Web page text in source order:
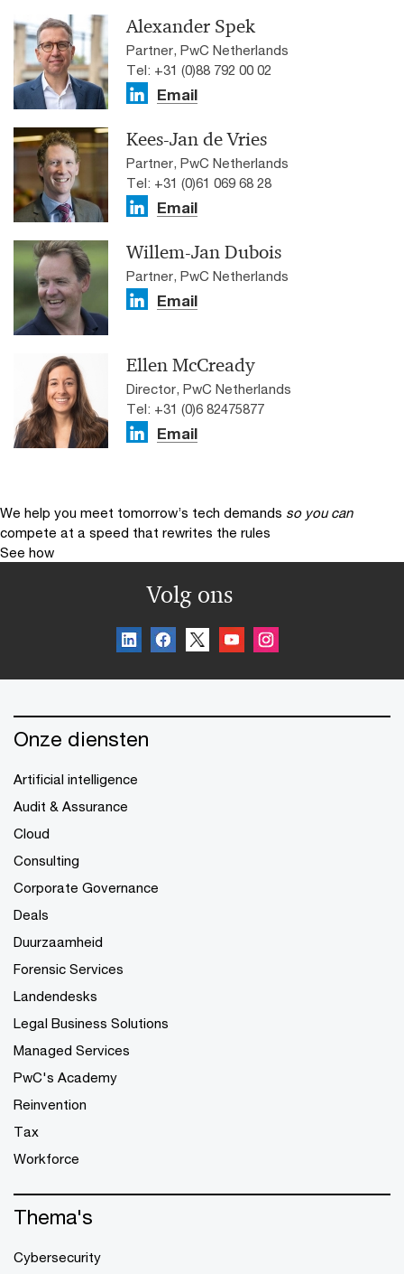
Alexander Spek
Partner, PwC Netherlands
Tel: +31 (0)88 792 00 02
Email
Kees-Jan de Vries
Partner, PwC Netherlands
Tel: +31 (0)61 069 68 28
Email
Willem-Jan Dubois
Partner, PwC Netherlands
Email
Ellen McCready
Director, PwC Netherlands
Tel: +31 (0)6 82475877
Email
We help you meet tomorrow’s tech demands so you can
compete at a speed that rewrites the rules
See how
Volg ons
Onze diensten
Artificial intelligence
Audit & Assurance
Cloud
Consulting
Corporate Governance
Deals
Duurzaamheid
Forensic Services
Landendesks
Legal Business Solutions
Managed Services
PwC's Academy
Reinvention
Tax
Workforce
Thema's
Cybersecurity